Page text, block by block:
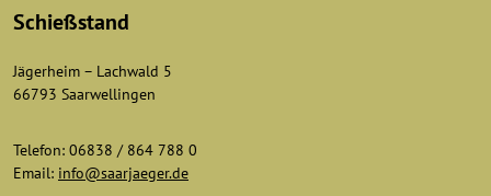
Schießstand
Jägerheim – Lachwald 5
66793 Saarwellingen
Telefon: 06838 / 864 788 0
Email: info@saarjaeger.de